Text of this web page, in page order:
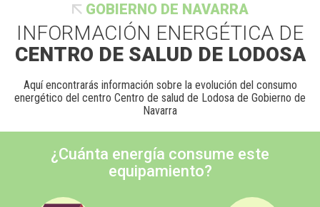
GOBIERNO DE NAVARRA
INFORMACIÓN ENERGÉTICA DE
CENTRO DE SALUD DE LODOSA
Aquí encontrarás información sobre la evolución del consumo
energético del centro Centro de salud de Lodosa de Gobierno de
Navarra
¿Cuánta energía consume este
equipamiento?